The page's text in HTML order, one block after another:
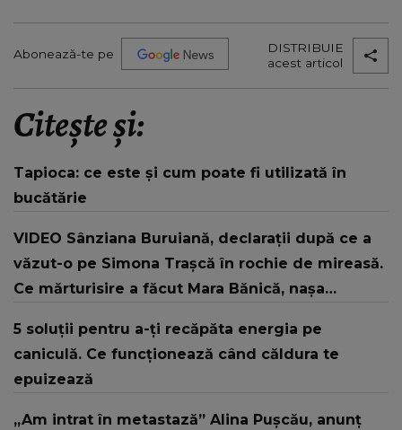
Abonează-te pe
DISTRIBUIE
acest articol
Citește și:
Tapioca: ce este și cum poate fi utilizată în
bucătărie
VIDEO Sânziana Buruiană, declarații după ce a
văzut-o pe Simona Trașcă în rochie de mireasă.
Ce mărturisire a făcut Mara Bănică, nașa
exemple.”
5 soluții pentru a-ți recăpăta energia pe
caniculă. Ce funcționează când căldura te
epuizează
„Am intrat în metastază” Alina Pușcău, anunț